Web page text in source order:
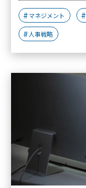
マネジメント
人事戦略